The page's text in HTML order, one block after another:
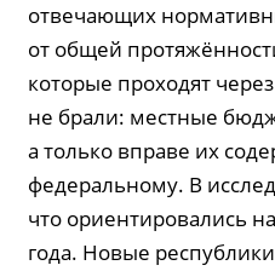
отвечающих
от общей
которые проходят
не брали: местные
а только вправе их
федеральному. В
что ориентировались
года. Новые